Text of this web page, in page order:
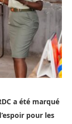
a été marqué
pour les